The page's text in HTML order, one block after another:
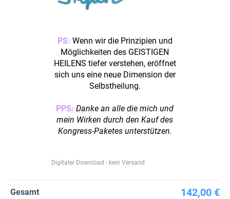
PS: Wenn wir die Prinzipien und
Möglichkeiten des GEISTIGEN
HEILENS tiefer verstehen, eröffnet
sich uns eine neue Dimension der
Selbstheilung.
PPS: Danke an alle die mich und
mein Wirken durch den Kauf des
Kongress-Paketes unterstützen.
Digitaler Download - kein Versand
Gesamt 142,00 €